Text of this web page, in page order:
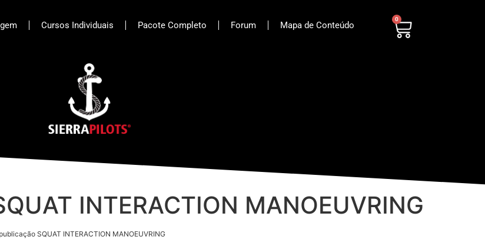
Cursos Individuais Pacote Completo Forum Mapa de Conteúdo
0
INTERACTION MANOEUVRING
SQUAT INTERACTION MANOEUVRING